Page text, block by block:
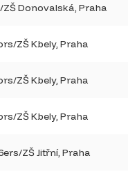
Donovalská, Praha
ZŠ Kbely, Praha
ZŠ Kbely, Praha
ZŠ Kbely, Praha
ZŠ Jitřní, Praha